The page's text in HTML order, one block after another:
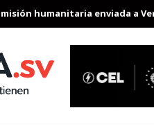
enviada a Venezuela